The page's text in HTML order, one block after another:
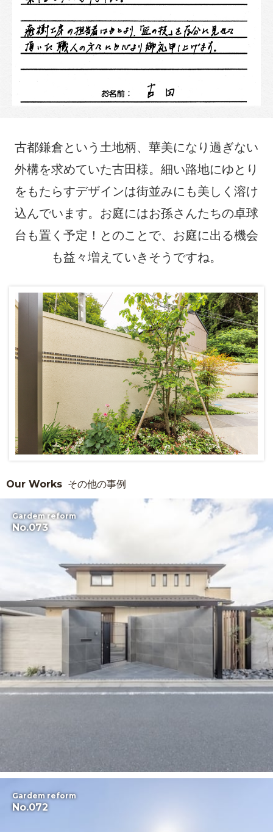
古都鎌倉という土地柄、華美になり過ぎない
外構を求めていた古田様。細い路地にゆとり
をもたらすデザインは街並みにも美しく溶け
込んでいます。お庭にはお孫さんたちの卓球
台も置く予定！とのことで、お庭に出る機会
も益々増えていきそうですね。
Our Works その他の事例
Gardem reform
No.073
Gardem reform
No.072